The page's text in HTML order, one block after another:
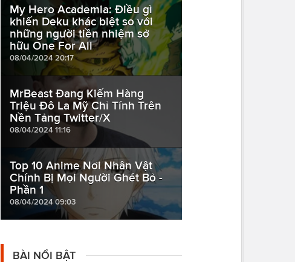
My Hero Academia: Điều gì
khiến Deku khác biệt so với
những người tiền nhiệm sở
hữu One For All
08/04/2024 20:17
MrBeast Đang Kiếm Hàng
Triệu Đô La Mỹ Chỉ Tính Trên
Nền Tảng Twitter/X
08/04/2024 11:16
Top 10 Anime Nơi Nhân Vật
Chính Bị Mọi Người Ghét Bỏ -
Phần 1
08/04/2024 09:03
BÀI NỔI BẬT